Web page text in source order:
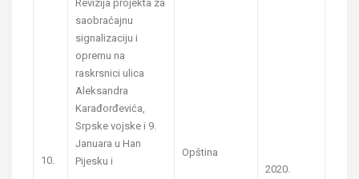
10.
Revizija projekta za
saobraćajnu
signalizaciju i
opremu na
raskrsnici ulica
Aleksandra
Karađorđevića,
Srpske vojske i 9.
Januara u Han
Pijesku i
Opština
2020.